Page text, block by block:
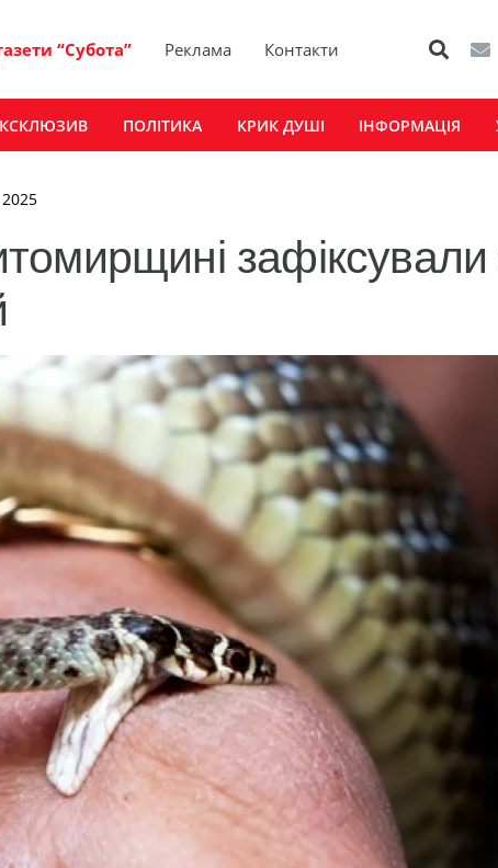
“Субота” Реклама Контакти
ПОЛІТИКА КРИК ДУШІ ІНФОРМАЦІЯ
зафіксували